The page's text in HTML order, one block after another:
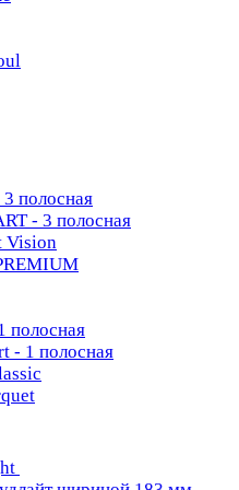
полосная
- 3 полосная
Vision
полосная
- 1 полосная